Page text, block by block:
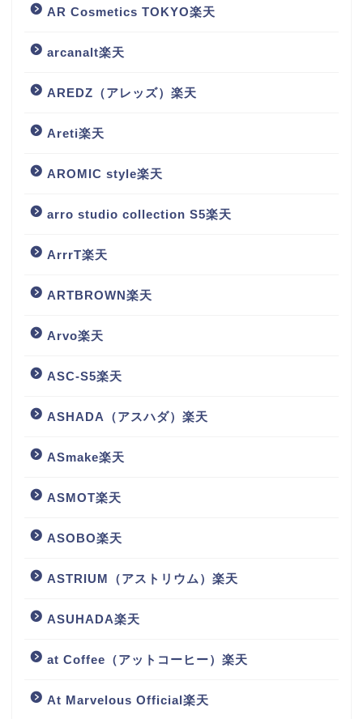
AR Cosmetics TOKYO楽天
arcanalt楽天
AREDZ（アレッズ）楽天
Areti楽天
AROMIC style楽天
arro studio collection S5楽天
ArrrT楽天
ARTBROWN楽天
Arvo楽天
ASC-S5楽天
ASHADA（アスハダ）楽天
ASmake楽天
ASMOT楽天
ASOBO楽天
ASTRIUM（アストリウム）楽天
ASUHADA楽天
at Coffee（アットコーヒー）楽天
At Marvelous Official楽天